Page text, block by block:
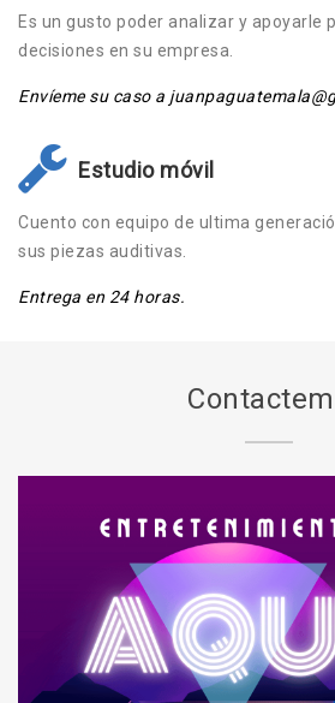
Es un gusto poder analizar y apoyarle
decisiones en su empresa.
Envíeme su caso a
Estudio móvil
Cuento con equipo de ultima
sus piezas auditivas.
Entrega en 24 horas.